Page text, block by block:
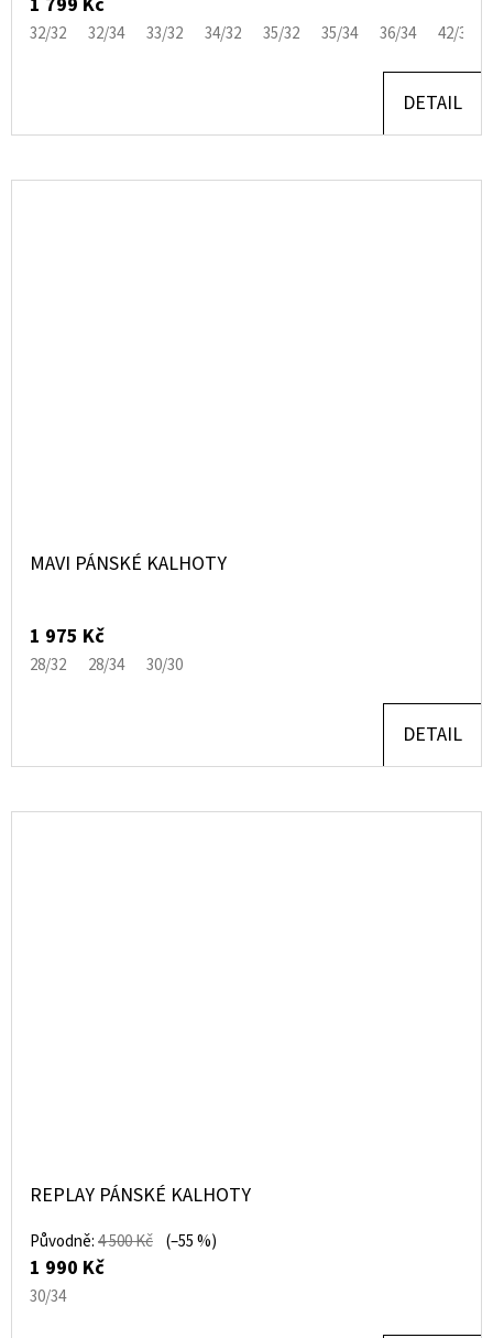
32/32 32/34 33/32 34/32 35/32 35/34 36/34 42/32
DETAIL
MAVI PÁNSKÉ KALHOTY
1 975 Kč
28/32 28/34 30/30
DETAIL
REPLAY PÁNSKÉ KALHOTY
Původně:4 500 Kč (–55 %)
1 990 Kč
30/34